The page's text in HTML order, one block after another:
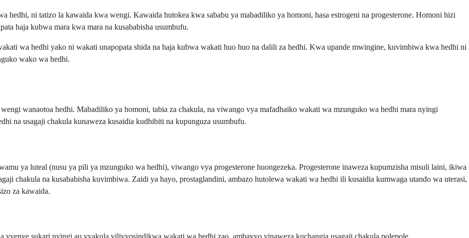
ni tatizo la kawaida kwa wengi. Kawaida hutokea kwa sababu ya mabadiliko ya homoni, hasa estrogeni na progesterone. Homoni hizi
haja kubwa mara kwa mara na kusababisha usumbufu.
wa hedhi yako ni wakati unapopata shida na haja kubwa wakati huo huo na dalili za hedhi. Kwa upande mwingine, kuvimbiwa kwa hedhi ni
wako wa hedhi.
wanaotoa hedhi. Mabadiliko ya homoni, tabia za chakula, na viwango vya mafadhaiko wakati wa mzunguko wa hedhi mara nyingi
na usagaji chakula kunaweza kusaidia kudhibiti na kupunguza usumbufu.
ya luteal (nusu ya pili ya mzunguko wa hedhi), viwango vya progesterone huongezeka. Progesterone inaweza kupumzisha misuli laini, ikiwa
chakula na kusababisha kuvimbiwa. Zaidi ya hayo, prostaglandini, ambazo hutolewa wakati wa hedhi ili kusaidia kumwaga utando wa uterasi,
za kawaida.
vyenye sukari nyingi au vyakula vilivyosindikwa wakati wa hedhi zao, ambavyo vinaweza kuchangia usagaji chakula polepole.